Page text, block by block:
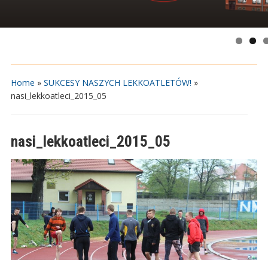
Home » SUKCESY NASZYCH LEKKOATLETÓW! »
nasi_lekkoatleci_2015_05
nasi_lekkoatleci_2015_05